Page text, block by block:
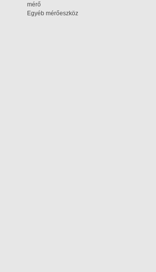
mérő
Egyéb mérőeszköz